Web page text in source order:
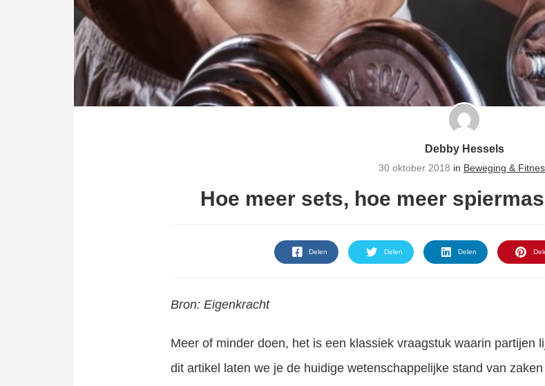
Debby Hessels
30 oktober 2018 in Beweging &
Hoe meer sets, hoe meer
Delen Delen Delen
Bron: Eigenkracht
Meer of minder doen, het is een klassiek vraagstuk waarin partijen
dit artikel laten we je de huidige wetenschappelijke stand van